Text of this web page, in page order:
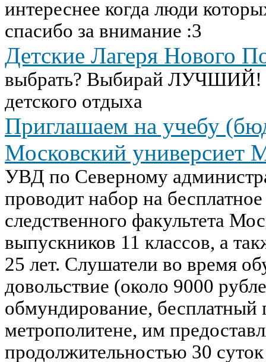
интереснее когда люди
спасибо за внимание :3
Детские Лагеря Нового
выбрать? Выбирай ЛУЧШИЙ!
детского отдыха
Приглашаем на учебу
Московский
УВД по Северному
проводит набор на
следственного факультета
выпускников 11 классов, а
25 лет. Слушатели во время
довольствие (около 9000
обмундирование, бесплатный
метрополитене, им
продолжительностью 30